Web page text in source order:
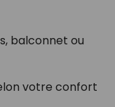
balconnet ou
votre confort